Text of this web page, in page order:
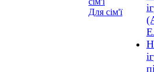
Для сім'ї